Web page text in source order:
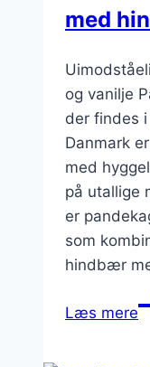
med
og vanilje
der findes
Danmark
med
på utallige
er
som
hindbær
Læs mere